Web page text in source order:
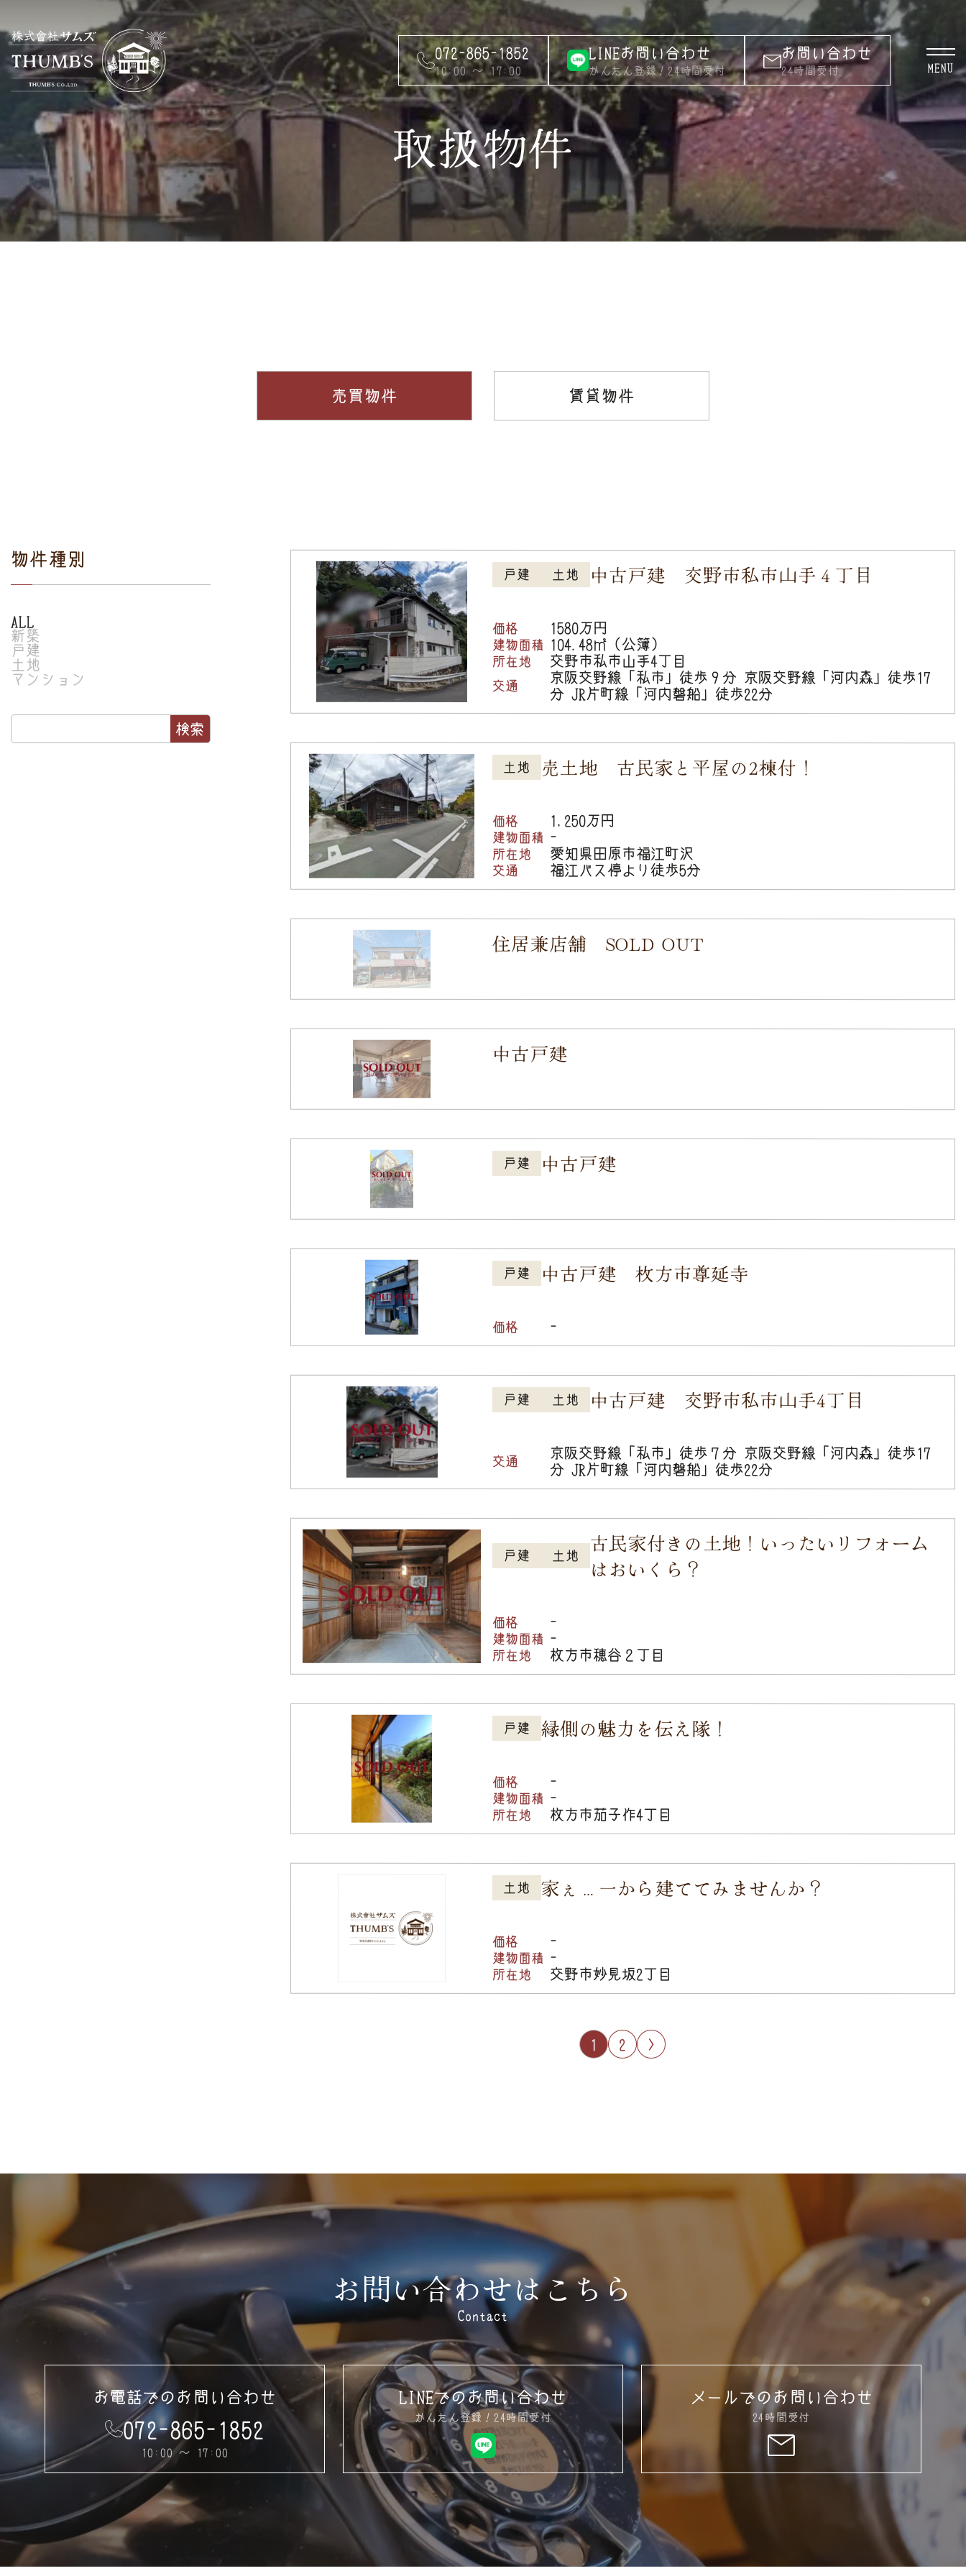
072-865-1852
10:00 ～ 17:00
LINEお問い合わせ
かんたん登録！24時間受付
お問い合わせ
24時間受付 MENU
取扱物件
売買物件 賃貸物件
戸建 土地 中古戸建 交野市私市山手４丁目
価格 1580万円
建物面積 104.48㎡（公簿）
所在地 交野市私市山手4丁目
交通
京阪交野線「私市」徒歩９分 京阪交野線「河内森」徒歩17
分 JR片町線「河内磐船」徒歩22分
土地 売土地 古民家と平屋の2棟付！
価格 1,250万円
建物面積 -
所在地 愛知県田原市福江町沢
交通 福江バス停より徒歩5分
住居兼店舗 SOLD OUT
中古戸建
戸建 中古戸建
戸建 中古戸建 枚方市尊延寺
価格 -
戸建 土地 中古戸建 交野市私市山手4丁目
交通
京阪交野線「私市」徒歩７分 京阪交野線「河内森」徒歩17
分 JR片町線「河内磐船」徒歩22分
戸建 土地 古民家付きの土地！いったいリフォーム
はおいくら？
価格 -
建物面積 -
所在地 枚方市穂谷２丁目
戸建 縁側の魅力を伝え隊！
価格 -
建物面積 -
所在地 枚方市茄子作4丁目
土地 家ぇ…一から建ててみませんか？
価格 -
建物面積 -
所在地 交野市妙見坂2丁目
1 2 >
物件種別
ALL
新築
戸建
土地
マンション
検索
お問い合わせはこちら
Contact
お電話でのお問い合わせ
072-865-1852
10:00 ～ 17:00
LINEでのお問い合わせ
かんたん登録！24時間受付
メールでのお問い合わせ
24時間受付